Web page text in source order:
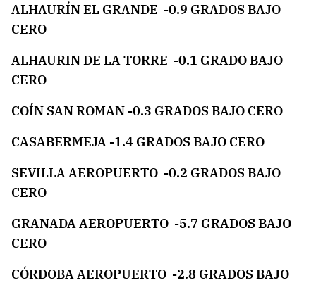
ALHAURÍN EL GRANDE -0.9 GRADOS BAJO
CERO
ALHAURIN DE LA TORRE -0.1 GRADO BAJO
CERO
COÍN SAN ROMAN -0.3 GRADOS BAJO CERO
CASABERMEJA -1.4 GRADOS BAJO CERO
SEVILLA AEROPUERTO -0.2 GRADOS BAJO
CERO
GRANADA AEROPUERTO -5.7 GRADOS BAJO
CERO
CÓRDOBA AEROPUERTO -2.8 GRADOS BAJO